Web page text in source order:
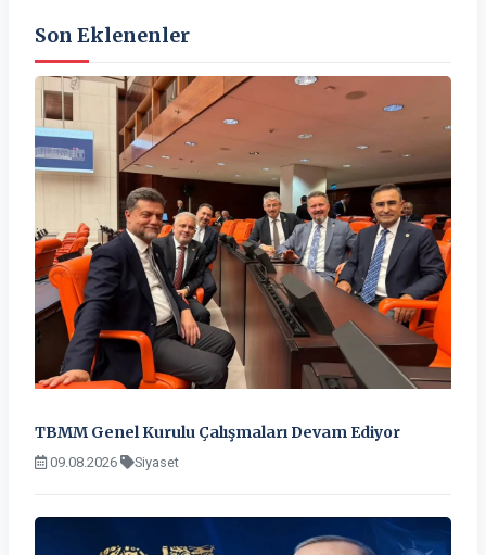
Son Eklenenler
TBMM Genel Kurulu Çalışmaları Devam Ediyor
09.08.2026 Siyaset